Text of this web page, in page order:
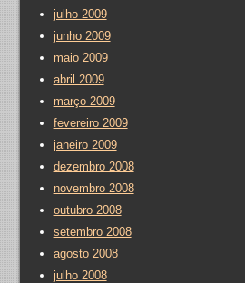
julho 2009
junho 2009
maio 2009
abril 2009
março 2009
fevereiro 2009
janeiro 2009
dezembro 2008
novembro 2008
outubro 2008
setembro 2008
agosto 2008
julho 2008